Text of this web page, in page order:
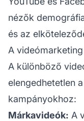
nézők
és az
A
A különböző
elengedhetetlen
kampányokhoz:
Márkavideók: A